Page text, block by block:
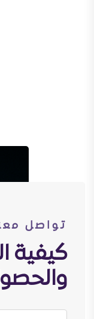
تواصل
كيفية